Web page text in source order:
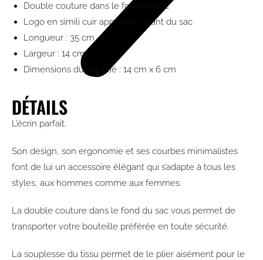
Double couture dans le fond du sac
Logo en simili cuir apposé à l’avant du sac
Longueur : 35 cm
Largeur : 14 cm
Dimensions du sac plié : 14 cm x 6 cm
DÉTAILS
L’écrin parfait.
Son design, son ergonomie et ses courbes minimalistes
font de lui un accessoire élégant qui s’adapte à tous les
styles, aux hommes comme aux femmes.
La double couture dans le fond du sac vous permet de
transporter votre bouteille préférée en toute sécurité.
La souplesse du tissu permet de le plier aisément pour le